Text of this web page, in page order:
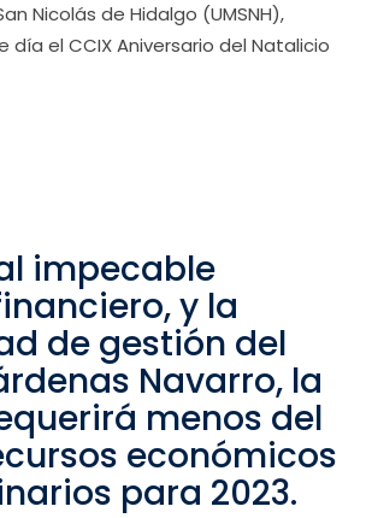
Nicolás de Hidalgo (UMSNH),
el CCIX Aniversario del Natalicio
impecable
y la
de gestión del
Navarro, la
menos del
económicos
para 2023.